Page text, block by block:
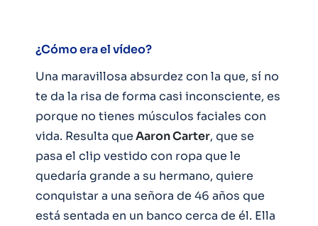
¿Cómo era el vídeo?
Una maravillosa absurdez con la que, sí no
te da la risa de forma casi inconsciente, es
porque no tienes músculos faciales con
vida. Resulta queAaron Carter, que se
pasa el clip vestido con ropa que le
quedaría grande a su hermano, quiere
conquistar a una señora de 46 años que
está sentada en un banco cerca de él. Ella